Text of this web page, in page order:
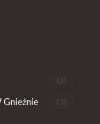
(2)
Gnieźnie (1)